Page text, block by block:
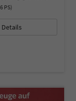
PS)
Details